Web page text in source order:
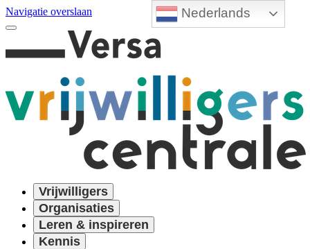
Nederlands
Navigatie overslaan
Vrijwilligers
Organisaties
Leren & inspireren
Kennis